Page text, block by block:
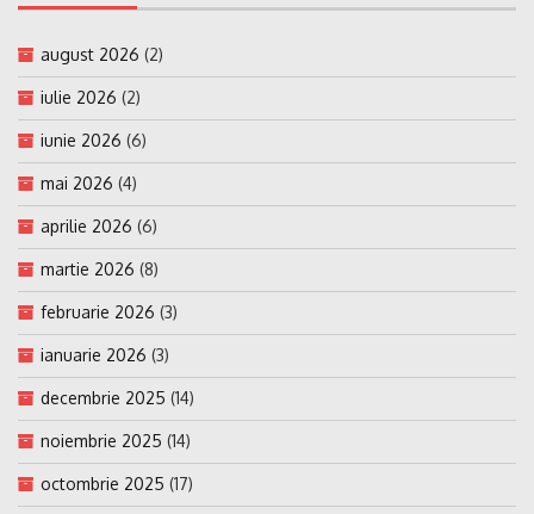
august 2026 (2)
iulie 2026 (2)
iunie 2026 (6)
mai 2026 (4)
aprilie 2026 (6)
martie 2026 (8)
februarie 2026 (3)
ianuarie 2026 (3)
decembrie 2025 (14)
noiembrie 2025 (14)
octombrie 2025 (17)